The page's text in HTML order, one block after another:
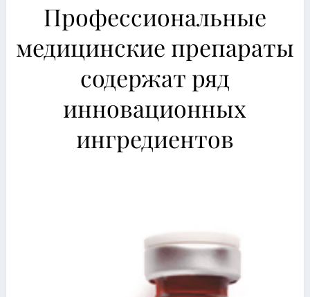
Профессиональные
медицинские препараты
содержат ряд
инновационных
ингредиентов